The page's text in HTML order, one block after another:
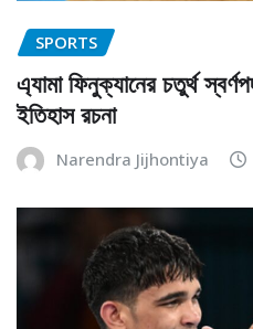
SPORTS
এ্যামা ফিনুক্যানের চতুর্থ
ইতিহাস রচনা
Narendra Jijhontiya